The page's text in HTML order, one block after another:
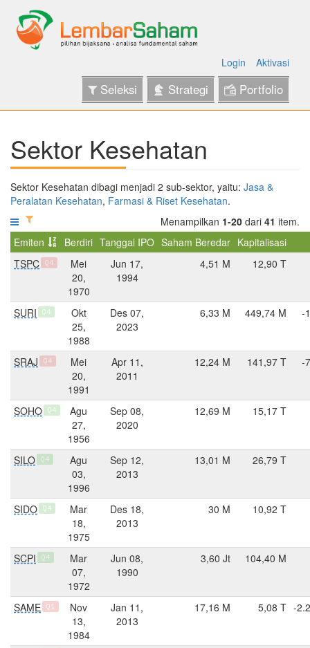
Login Aktivasi
Seleksi Strategi Portfolio
Sektor Kesehatan
Sektor Kesehatan dibagi menjadi 2 sub-sektor, yaitu: Jasa &
Peralatan Kesehatan, Farmasi & Riset Kesehatan.
Menampilkan 1-20 dari 41 item.
Emiten
Berdiri Tanggal IPO Saham Beredar Kapitalisasi
TSPC
Q4
Mei
20,
1970
Jun 17,
1994
4,51 M 12,90 T
SURI Q4
Okt
25,
1988
Des 07,
2023
6,33 M 449,74 M -
SRAJ Q4
Mei
20,
1991
Apr 11,
2011
12,24 M 141,97 T -
SOHO Q4
Agu
27,
1956
Sep 08,
2020
12,69 M 15,17 T
SILO Q4
Agu
03,
1996
Sep 12,
2013
13,01 M 26,79 T
SIDO Q4
Mar
18,
1975
Des 18,
2013
30 M 10,92 T
SCPI Q4
Mar
07,
1972
Jun 08,
1990
3,60 Jt 104,40 M
SAME Q1
Nov
13,
1984
Jan 11,
2013
17,16 M 5,08 T -